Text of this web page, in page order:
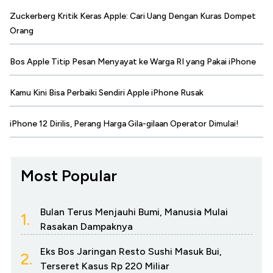
Zuckerberg Kritik Keras Apple: Cari Uang Dengan Kuras Dompet
Orang
Bos Apple Titip Pesan Menyayat ke Warga RI yang Pakai iPhone
Kamu Kini Bisa Perbaiki Sendiri Apple iPhone Rusak
iPhone 12 Dirilis, Perang Harga Gila-gilaan Operator Dimulai!
Most Popular
1.
Bulan Terus Menjauhi Bumi, Manusia Mulai
Rasakan Dampaknya
2.
Eks Bos Jaringan Resto Sushi Masuk Bui,
Terseret Kasus Rp 220 Miliar